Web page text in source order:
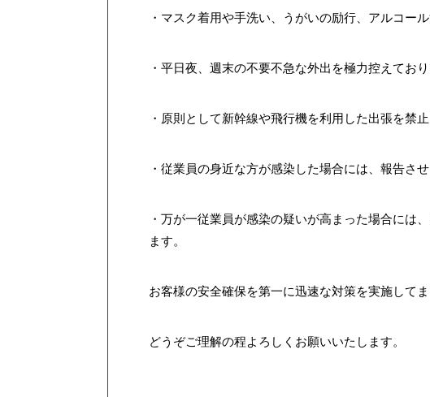
・マスク着用や手洗い、うがいの励行、アルコー
・平日夜、週末の不要不急な外出を極力控えており
・原則として新幹線や飛行機を利用した出張を禁止
・従業員の身近な方が感染した場合には、報告さ
・万が一従業員が感染の疑いが高まった場合には
ます。
お客様の安全確保を第一に迅速な対策を実施してま
どうぞご理解の程よろしくお願いいたします。